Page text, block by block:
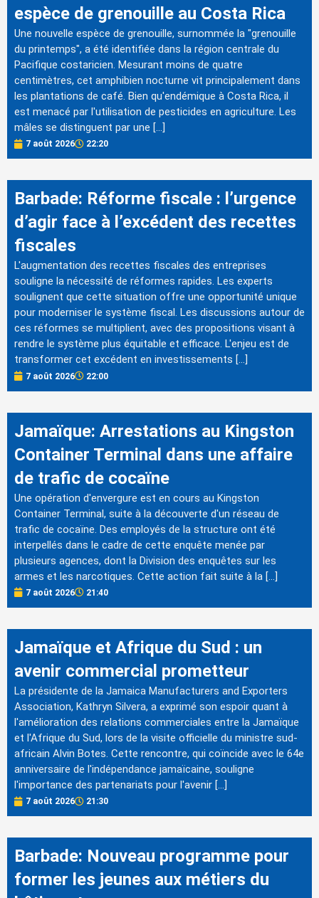
espèce de grenouille au Costa Rica
Une nouvelle espèce de grenouille, surnommée la "grenouille
du printemps", a été identifiée dans la région centrale du
Pacifique costaricien. Mesurant moins de quatre
centimètres, cet amphibien nocturne vit principalement dans
les plantations de café. Bien qu'endémique à Costa Rica, il
est menacé par l'utilisation de pesticides en agriculture. Les
mâles se distinguent par une […]
7 août 2026 22:20
Barbade: Réforme fiscale : l’urgence
d’agir face à l’excédent des recettes
fiscales
L'augmentation des recettes fiscales des entreprises
souligne la nécessité de réformes rapides. Les experts
soulignent que cette situation offre une opportunité unique
pour moderniser le système fiscal. Les discussions autour de
ces réformes se multiplient, avec des propositions visant à
rendre le système plus équitable et efficace. L'enjeu est de
transformer cet excédent en investissements […]
7 août 2026 22:00
Jamaïque: Arrestations au Kingston
Container Terminal dans une affaire
de trafic de cocaïne
Une opération d'envergure est en cours au Kingston
Container Terminal, suite à la découverte d'un réseau de
trafic de cocaïne. Des employés de la structure ont été
interpellés dans le cadre de cette enquête menée par
plusieurs agences, dont la Division des enquêtes sur les
armes et les narcotiques. Cette action fait suite à la […]
7 août 2026 21:40
Jamaïque et Afrique du Sud : un
avenir commercial prometteur
La présidente de la Jamaica Manufacturers and Exporters
Association, Kathryn Silvera, a exprimé son espoir quant à
l'amélioration des relations commerciales entre la Jamaïque
et l'Afrique du Sud, lors de la visite officielle du ministre sud-
africain Alvin Botes. Cette rencontre, qui coïncide avec le 64e
anniversaire de l'indépendance jamaïcaine, souligne
l'importance des partenariats pour l'avenir […]
7 août 2026 21:30
Barbade: Nouveau programme pour
former les jeunes aux métiers du